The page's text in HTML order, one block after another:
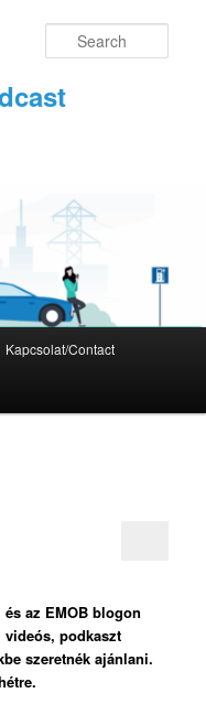
Kapcsolat/Contact
az EMOB blogon
videós, podkaszt
szeretnék ajánlani.